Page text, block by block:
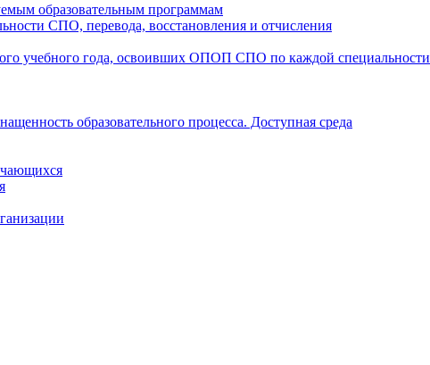
образовательным программам
СПО, перевода, восстановления и отчисления
учебного года, освоивших ОПОП СПО по каждой специальности
образовательного процесса. Доступная среда